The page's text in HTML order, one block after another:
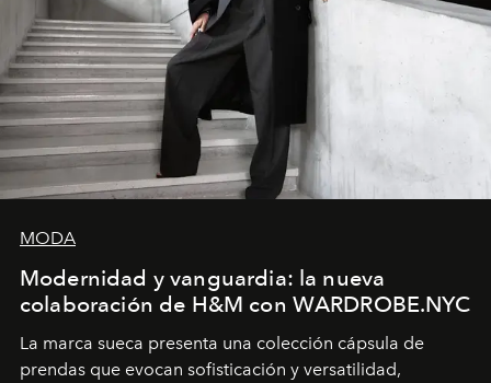
MODA
Modernidad y vanguardia: la nueva
colaboración de H&M con WARDROBE.NYC
La marca sueca presenta una colección cápsula de
prendas que evocan sofisticación y versatilidad,